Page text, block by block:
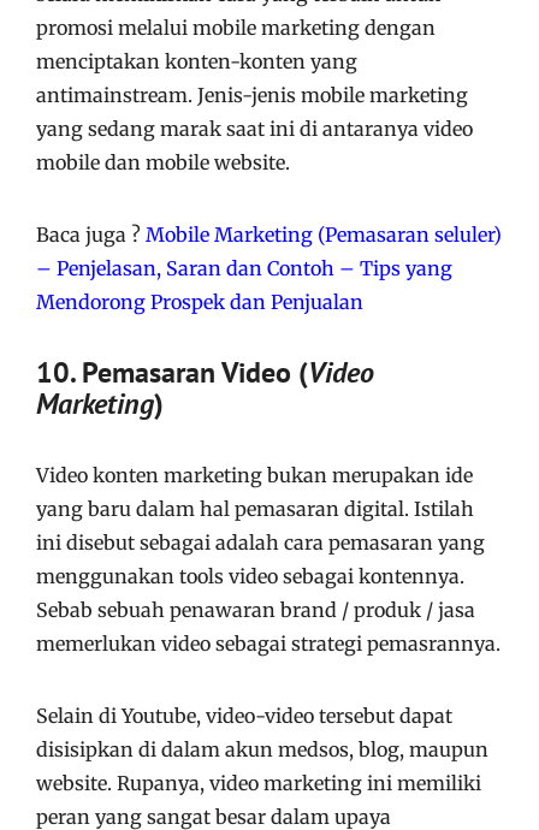
promosi melalui mobile marketing dengan
menciptakan konten-konten yang
antimainstream. Jenis-jenis mobile marketing
yang sedang marak saat ini di antaranya video
mobile dan mobile website.
Baca juga ? Mobile Marketing (Pemasaran seluler)
– Penjelasan, Saran dan Contoh – Tips yang
Mendorong Prospek dan Penjualan
10. Pemasaran Video (Video
Marketing)
Video konten marketing bukan merupakan ide
yang baru dalam hal pemasaran digital. Istilah
ini disebut sebagai adalah cara pemasaran yang
menggunakan tools video sebagai kontennya.
Sebab sebuah penawaran brand / produk / jasa
memerlukan video sebagai strategi pemasrannya.
Selain di Youtube, video-video tersebut dapat
disisipkan di dalam akun medsos, blog, maupun
website. Rupanya, video marketing ini memiliki
peran yang sangat besar dalam upaya